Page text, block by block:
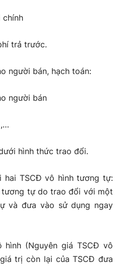
chính
trả trước.
người bán, hạch toán:
người bán
hình thức trao đổi.
hai TSCĐ vô hình tương tự:
tương tự do trao đổi với một
và đưa vào sử dụng ngay
hình (Nguyên giá TSCĐ vô
trị còn lại của TSCĐ đưa